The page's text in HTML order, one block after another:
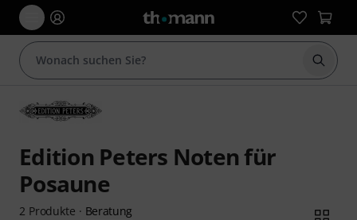
Suche
Edition Peters Noten für
Posaune
2 Produkte · Beratung